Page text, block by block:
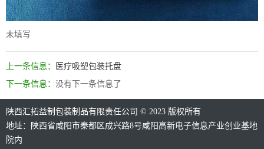
未填写
上一条信息：
医疗吸塑包装托盘
下一条信息： 没有下一条信息了
陕西汇拓益制包装制品有限责任公司 © 2023 版权所有
地址：陕西省咸阳市秦都区成兴路8号咸阳高新电子信息产业创业基地
院内